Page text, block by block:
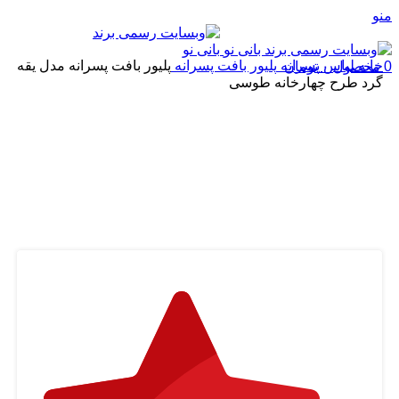
منو
0 محصول ۰ تومان خانهلباس پسرانه پلیور بافت پسرانه پلیور بافت پسرانه مدل یقه
گرد طرح چهارخانه طوسی